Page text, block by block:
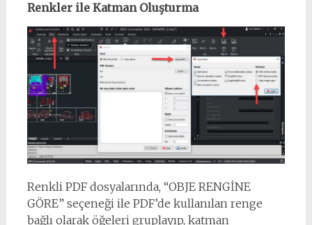
Renkler ile Katman Oluşturma
Renkli PDF dosyalarında, “OBJE RENGİNE
GÖRE” seçeneği ile PDF’de kullanılan renge
bağlı olarak öğeleri gruplayıp, katman